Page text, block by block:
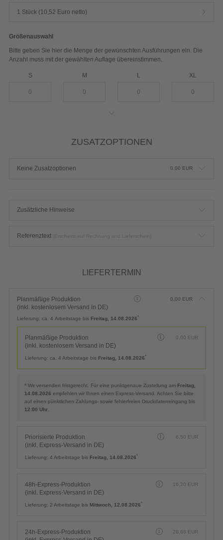
1 Stück (10,52 Euro netto)
Größenauswahl
Bitte geben Sie hier die Menge der gewünschten Ausführungen ein. Die
Anzahl muss mit der gewählten Auflage übereinstimmen.
S M L XL
ZUSATZOPTIONEN
Keine Zusatzoptionen 0,00 EUR
Zusätzliche Hinweise
Referenztext
LIEFERTERMIN
Planmäßige Produktion
(inkl. kostenlosem Versand in DE)
0,00 EUR
Lieferung: ca. 4 Arbeitstage bis Freitag, 14.08.2026*
Planmäßige Produktion
(inkl. kostenlosem Versand in DE)
0,00 EUR
Lieferung: ca. 4 Arbeitstage bis Freitag, 14.08.2026*
* Wir versenden fristgerecht. Für eine punktgenaue Zustellung am Freitag,
14.08.2026 empfehlen wir Ihnen einen Express-Versand. Achten Sie bitte
auf einen pünktlichen Zahlungs- sowie fehlerfreien Druckdateneingang bis
12:00 Uhr
Priorisierte Produktion
(inkl. Express-Versand in DE)
6,50 EUR
Lieferung: 4 Arbeitstage bis Freitag, 14.08.2026*
48h-Express-Produktion
(inkl. Express-Versand in DE)
16,20 EUR
Lieferung: 2 Arbeitstage bis Mittwoch, 12.08.2026*
24h-Express-Produktion
28,68 EUR